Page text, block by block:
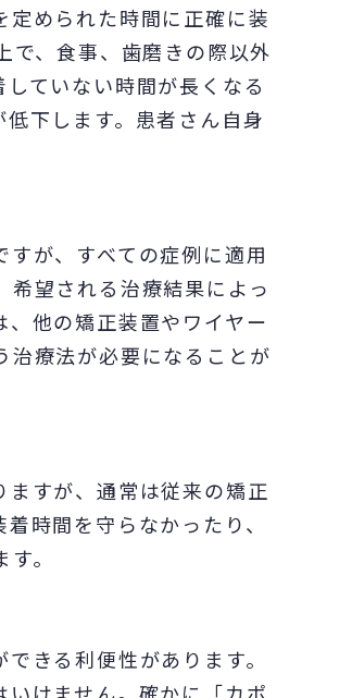
められた時間に正確に装
で、食事、歯磨きの際以外
ていない時間が長くなる
下します。患者さん自身
が、すべての症例に適用
望される治療結果によっ
他の矯正装置やワイヤー
治療法が必要になることが
すが、通常は従来の矯正
時間を守らなかったり、
。
きる利便性があります。